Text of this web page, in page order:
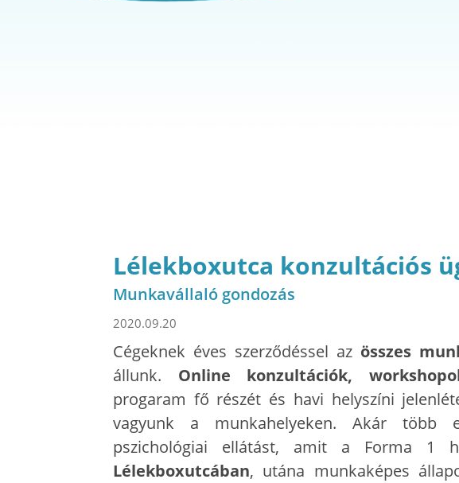
Lélekboxutca konzultációs
Munkavállaló gondozás
2020.09.20
Cégeknek éves szerződéssel az összes
állunk. Online konzultációk,
progaram fő részét és havi helyszíni
vagyunk a munkahelyeken. Akár több
pszichológiai ellátást, amit a Forma 1
Lélekboxutcában, utána munkaképes